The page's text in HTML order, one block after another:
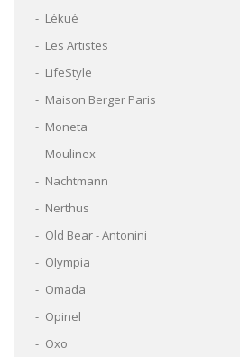
Lékué
Les Artistes
LifeStyle
Maison Berger Paris
Moneta
Moulinex
Nachtmann
Nerthus
Old Bear - Antonini
Olympia
Omada
Opinel
Oxo